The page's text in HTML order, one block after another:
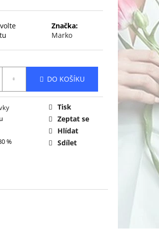
Značka:
Marko
DO KOŠÍKU
%
Tisk
Zeptat se
Hlídat
Sdílet